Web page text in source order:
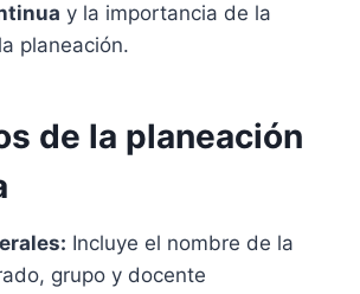
y la importancia de la
planeación.
de la planeación
Incluye el nombre de la
grupo y docente